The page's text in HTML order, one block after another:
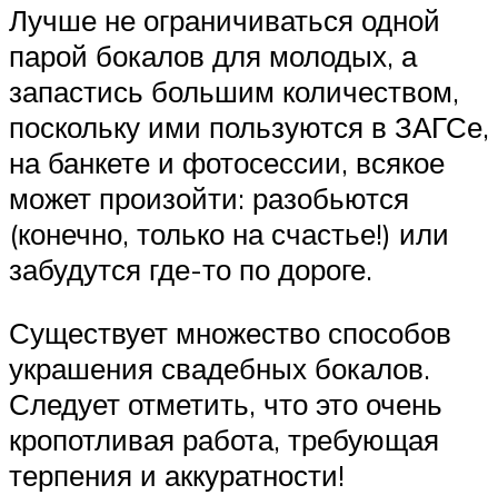
Лучше не ограничиваться одной
парой бокалов для молодых, а
запастись большим количеством,
поскольку ими пользуются в ЗАГСе,
на банкете и фотосессии, всякое
может произойти: разобьются
(конечно, только на счастье!) или
забудутся где-то по дороге.
Существует множество способов
украшения свадебных бокалов.
Следует отметить, что это очень
кропотливая работа, требующая
терпения и аккуратности!